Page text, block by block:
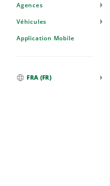
Agences
Véhicules
Application Mobile
FRA (FR)